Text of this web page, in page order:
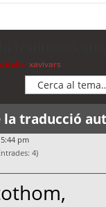
xavivars
la traducció
pm
4)